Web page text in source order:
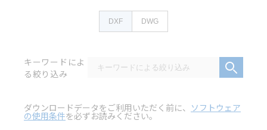
DXF DWG
キーワードによ
る絞り込み
ダウンロードデータをご利用いただく前に、 ソフトウェア
の使用条件を必ずお読みください。